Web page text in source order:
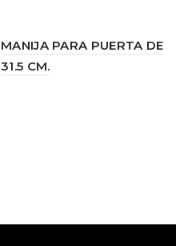
MANIJA PARA PUERTA DE
31.5 CM.